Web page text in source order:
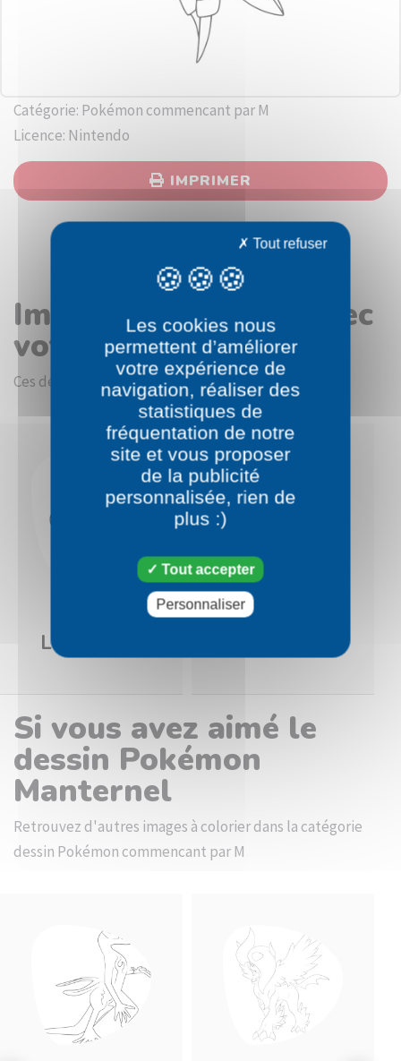
Catégorie: Pokémon commencant par M
Licence: Nintendo
IMPRIMER
Images en rapport avec
votre choix
Ces dessins devraient vous intéresser.
Larveyette
Pokémon
Si vous avez aimé le
dessin Pokémon
Manternel
Retrouvez d'autres images à colorier dans la catégorie
dessin Pokémon commencant par M
Les cookies nous
permettent d’améliorer
votre expérience de
navigation, réaliser des
statistiques de
fréquentation de notre
site et vous proposer
de la publicité
personnalisée, rien de
plus :)
Tout accepter
Tout refuser
Personnaliser